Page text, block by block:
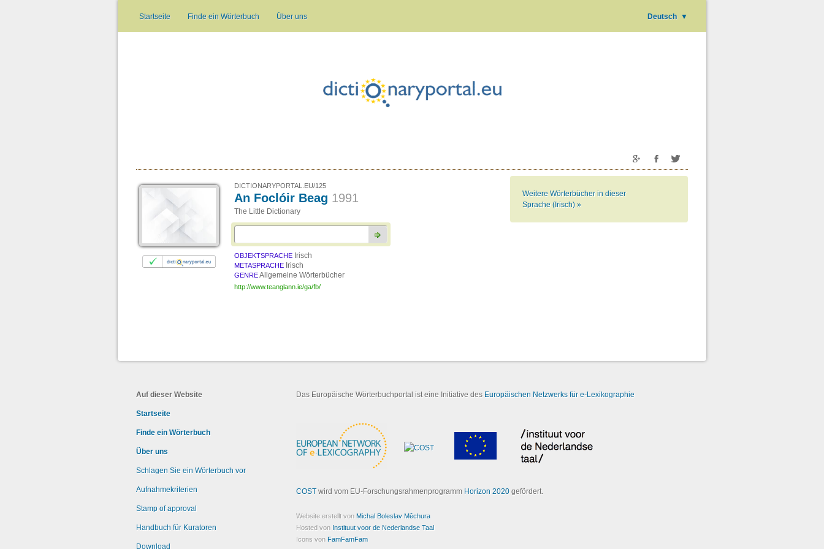
Startseite Finde ein Wörterbuch Über uns Deutsch ▼
Weitere Wörterbücher in dieser
Sprache (Irisch) »
DICTIONARYPORTAL.EU/125
An Foclóir Beag 1991
The Little Dictionary
OBJEKTSPRACHE Irisch
METASPRACHE Irisch
GENREAllgemeine Wörterbücher
http://www.teanglann.ie/ga/fb/
Auf dieser Website
Startseite
Finde ein Wörterbuch
Über uns
Schlagen Sie ein Wörterbuch vor
Aufnahmekriterien
Stamp of approval
Handbuch für Kuratoren
Download
Das Europäische Wörterbuchportal ist eine Initiative des Europäischen Netzwerks für e-Lexikographie
COSTwird vom EU-Forschungsrahmenprogramm Horizon 2020 gefördert.
Website erstellt von Michal Boleslav Měchura
Hosted von Instituut voor de Nederlandse Taal
Icons von FamFamFam